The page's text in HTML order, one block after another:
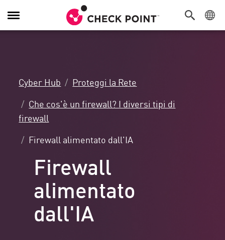
Attiva/Disattiva
navigazione
Cyber Hub
Proteggi la Rete
Che cos'è un firewall? I diversi tipi di
firewall
Firewall alimentato dall'IA
Firewall
alimentato
dall'IA